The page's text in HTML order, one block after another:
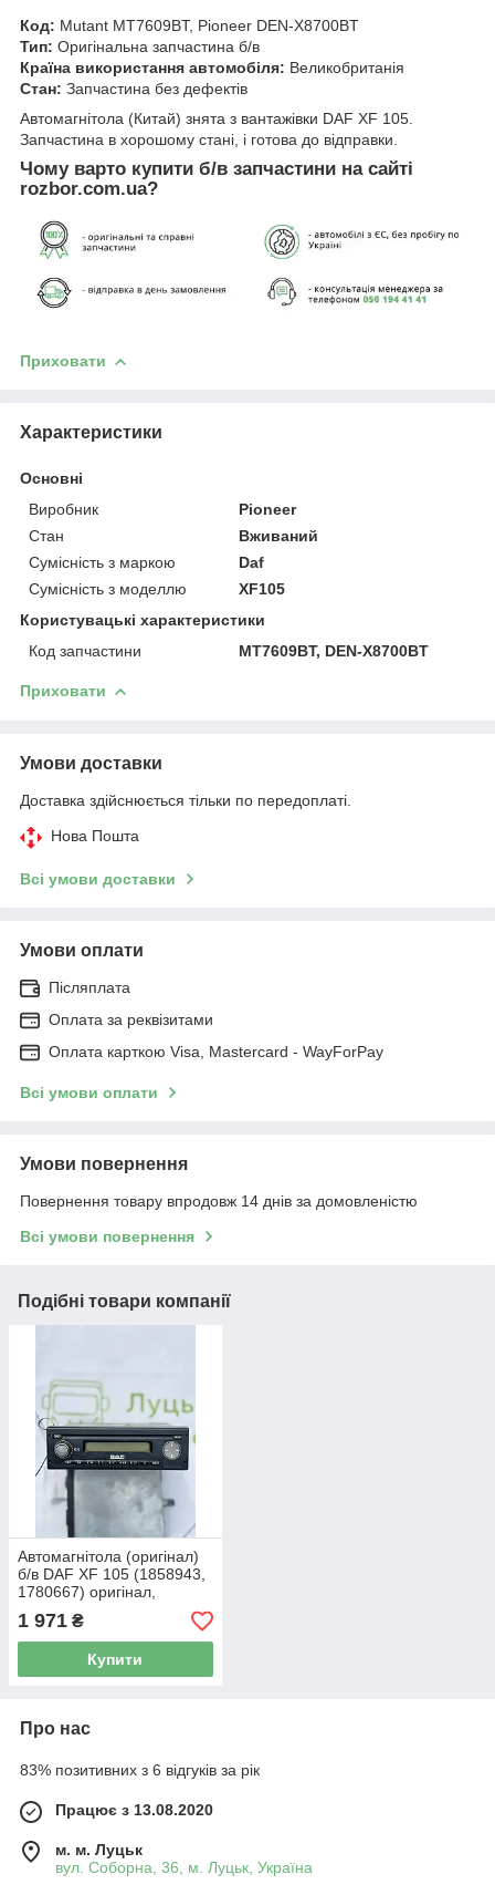
Код: Mutant MT7609BT, Pioneer DEN-X8700BT
Тип: Оригінальна запчастина б/в
Країна використання автомобіля: Великобританія
Стан: Запчастина без дефектів
Автомагнітола (Китай) знята з вантажівки DAF XF 105.
Запчастина в хорошому стані, і готова до відправки.
Чому варто купити б/в запчастини на сайті
rozbor.com.ua?
Приховати
Характеристики
Основні
Виробник
Pioneer
Стан
Вживаний
Сумісність з маркою
Daf
Сумісність з моделлю
XF105
Користувацькі характеристики
Код запчастини
MT7609BT, DEN-X8700BT
Приховати
Умови доставки
Доставка здійснюється тільки по передоплаті.
Нова Пошта
Всі умови доставки
Умови оплати
Післяплата
Оплата за реквізитами
Оплата карткою Visa, Mastercard - WayForPay
Всі умови оплати
Умови повернення
Повернення товару впродовж 14 днів за домовленістю
Всі умови повернення
Подібні товари компанії
Автомагнітола (оригінал)
б/в DAF XF 105 (1858943,
1780667) оригінал,
300х100х300 мм
1 971 ₴
Купити
Про нас
83% позитивних з 6 відгуків за рік
Працює з 13.08.2020
м. м. Луцьк
вул. Соборна, 36, м. Луцьк, Україна